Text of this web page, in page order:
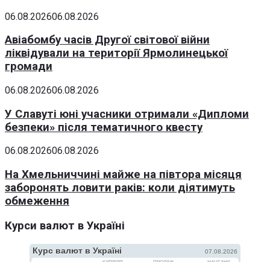
06.08.202606.08.2026
Авіабомбу часів Другої світової війни
ліквідували на території Ярмолинецької
громади
06.08.202606.08.2026
У Славуті юні учасники отримали «Дипломи
безпеки» після тематичного квесту
06.08.202606.08.2026
На Хмельниччині майже на півтора місяця
заборонять ловити раків: коли діятимуть
обмеження
Курси валют в Україні